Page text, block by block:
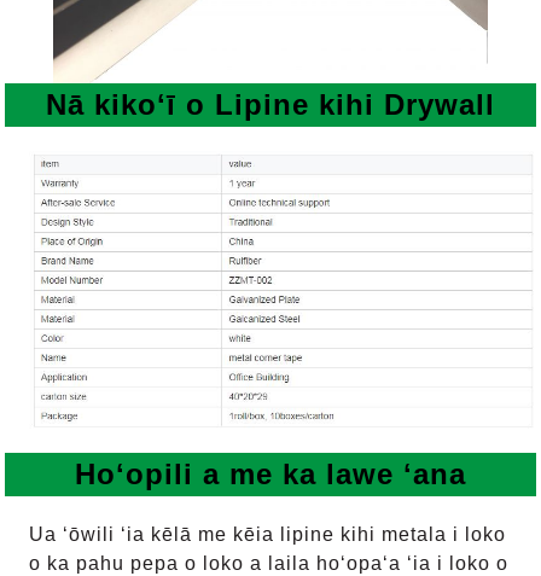
Nā kikoʻī o Lipine kihi Drywall
Hoʻopili a me ka lawe ʻana
Ua ʻōwili ʻia kēlā me kēia lipine kihi metala i loko
o ka pahu pepa o loko a laila hoʻopaʻa ʻia i loko o